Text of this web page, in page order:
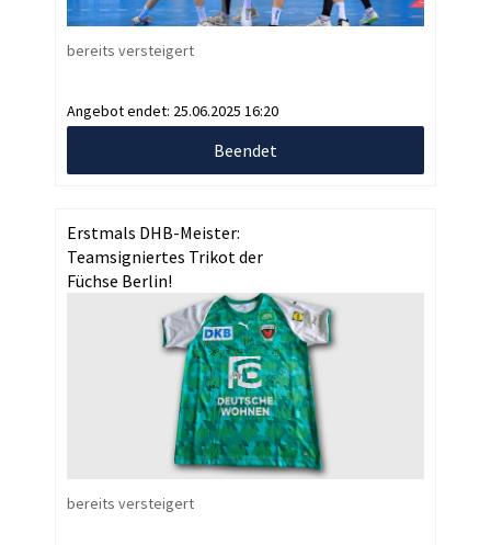
bereits versteigert
Angebot endet: 25.06.2025 16:20
Beendet
Erstmals DHB-Meister:
Teamsigniertes Trikot der
Füchse Berlin!
bereits versteigert